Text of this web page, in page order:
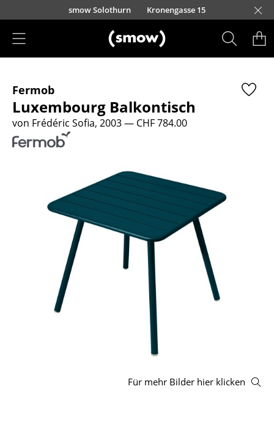
Direkt zum Inhaltsmow Solothurn Kronengasse 15
Sitzmöbel
Esszimmerstühle
Sofas
Loungesessel
Stühle
Freischwinger
Barhocker
Hocker
Bänke & Liegen
Fermob
Luxembourg Balkontisch
von Frédéric Sofia, 2003— CHF 784.00
Für mehr Bilder hier klicken